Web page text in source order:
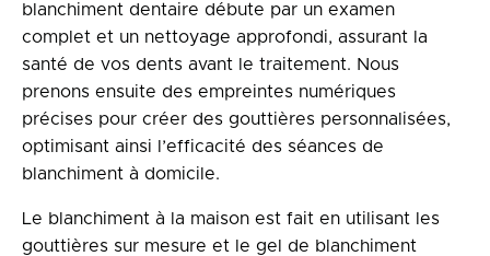
blanchiment dentaire débute par un examen
complet et un nettoyage approfondi, assurant la
santé de vos dents avant le traitement. Nous
prenons ensuite des empreintes numériques
précises pour créer des gouttières personnalisées,
optimisant ainsi l’efficacité des séances de
blanchiment à domicile.
Le blanchiment à la maison est fait en utilisant les
gouttières sur mesure et le gel de blanchiment